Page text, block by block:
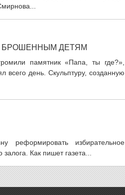
БРОШЕННЫМ ДЕТЯМ
памятник «Папа, ты где?»,
день. Скульптуру, созданную
реформировать избирательное
Как пишет газета...